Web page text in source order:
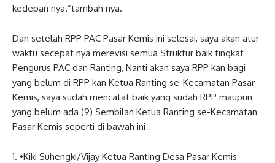
kedepan nya.”tambah nya.
Dan setelah RPP PAC Pasar Kemis ini selesai, saya akan atur
waktu secepat nya merevisi semua Struktur baik tingkat
Pengurus PAC dan Ranting, Nanti akan saya RPP kan bagi
yang belum di RPP kan Ketua Ranting se-Kecamatan Pasar
Kemis, saya sudah mencatat baik yang sudah RPP maupun
yang belum ada (9) Sembilan Ketua Ranting se-Kecamatan
Pasar Kemis seperti di bawah ini :
1. •Kiki Suhengki/Vijay Ketua Ranting Desa Pasar Kemis